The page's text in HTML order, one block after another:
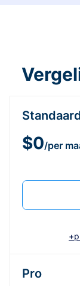
$0/per
Pro